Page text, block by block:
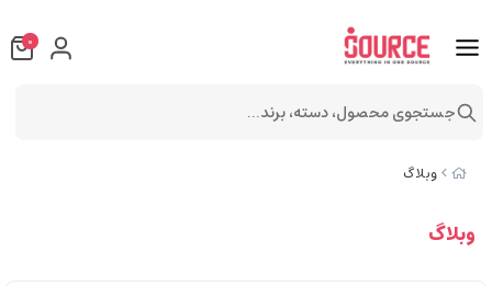
وبلاگ
وبلاگ
0
جستجوی محصول، دسته، برند...